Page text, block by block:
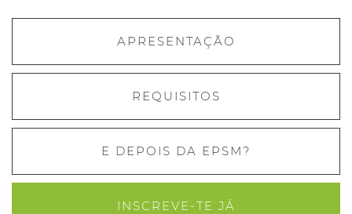
APRESENTAÇÃO
REQUISITOS
E DEPOIS DA EPSM?
INSCREVE-TE JÁ